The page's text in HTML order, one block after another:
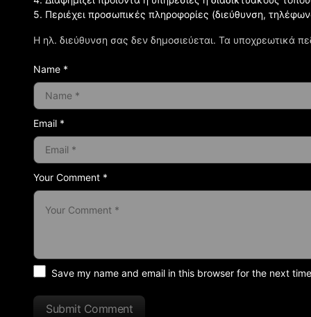
Η ηλ. διεύθυνση σας δεν δημοσιεύεται. Τα υποχρεωτικά
Your Comment *
5. Περιέχει προσωπικές πληροφορίες (διεύθυνση,
Name *
Email *
Save my name and email in this browser for the next
Submit Comment